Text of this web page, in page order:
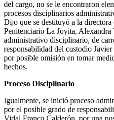
del cargo, no se le encontraron
procesos disciplinarios
Dijo que se destituyó a la directora
Penitenciario La Joyita, Alexandra
administrativo disciplinario, de
responsabilidad del custodio
por posible omisión en tomar
hechos.
Proceso Disciplinario
Igualmente, se inició proceso
por el posible grado de